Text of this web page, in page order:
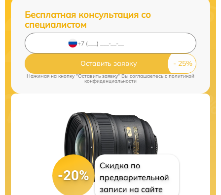
Бесплатная консультация со
специалистом
Оставить заявку
Нажимая на кнопку "Оставить заявку" Вы соглашаетесь cполитикой
конфиденциальности
-20%
Скидка по
предварительной
записи на сайте